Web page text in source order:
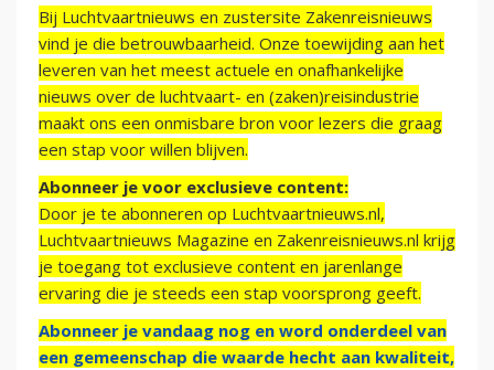
Bij Luchtvaartnieuws en zustersite Zakenreisnieuws
vind je die betrouwbaarheid. Onze toewijding aan het
leveren van het meest actuele en onafhankelijke
nieuws over de luchtvaart- en (zaken)reisindustrie
maakt ons een onmisbare bron voor lezers die graag
een stap voor willen blijven.
Abonneer je voor exclusieve content:
Door je te abonneren op Luchtvaartnieuws.nl,
Luchtvaartnieuws Magazine en Zakenreisnieuws.nl krijg
je toegang tot exclusieve content en jarenlange
ervaring die je steeds een stap voorsprong geeft.
Abonneer je vandaag nog en word onderdeel van
een gemeenschap die waarde hecht aan kwaliteit,